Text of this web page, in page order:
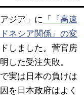
ジア」に
「『高速
ネシア関係』の変
しました。菅官房
した受注失敗。
実は日本の負けは
を日本政府はよく